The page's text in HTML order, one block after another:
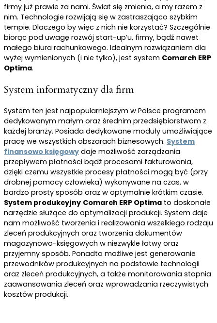
firmy już prawie za nami. Świat się zmienia, a my razem z
nim. Technologie rozwijają się w zastraszająco szybkim
tempie. Dlaczego by więc z nich nie korzystać? Szczególnie
biorąc pod uwagę rozwój start-up’u, firmy, bądź nawet
małego biura rachunkowego. Idealnym rozwiązaniem dla
wyżej wymienionych (i nie tylko), jest system Comarch ERP
Optima.
System informatyczny dla firm
System ten jest najpopularniejszym w Polsce programem
dedykowanym małym oraz średnim przedsiębiorstwom z
każdej branży. Posiada dedykowane moduły umożliwiające
pracę we wszystkich obszarach biznesowych. System
finansowo księgowy daje możliwość zarządzania
przepływem płatności bądź procesami fakturowania,
dzięki czemu wszystkie procesy płatności mogą być (przy
drobnej pomocy człowieka) wykonywane na czas, w
bardzo prosty sposób oraz w optymalnie krótkim czasie.
System produkcyjny Comarch ERP Optima to doskonałe
narzędzie służące do optymalizacji produkcji. System daje
nam możliwość tworzenia i realizowania wszelkiego rodzaju
zleceń produkcyjnych oraz tworzenia dokumentów
magazynowo-księgowych w niezwykle łatwy oraz
przyjemny sposób. Ponadto możliwe jest generowanie
przewodników produkcyjnych na podstawie technologii
oraz zleceń produkcyjnych, a także monitorowania stopnia
zaawansowania zleceń oraz wprowadzania rzeczywistych
kosztów produkcji.